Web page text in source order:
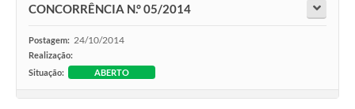
CONCORRÊNCIA N.° 05/2014
Postagem: 24/10/2014
Realização:
Situação:
ABERTO